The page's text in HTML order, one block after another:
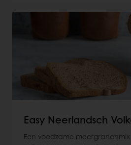
Easy Neerlandsch
Een voedzame